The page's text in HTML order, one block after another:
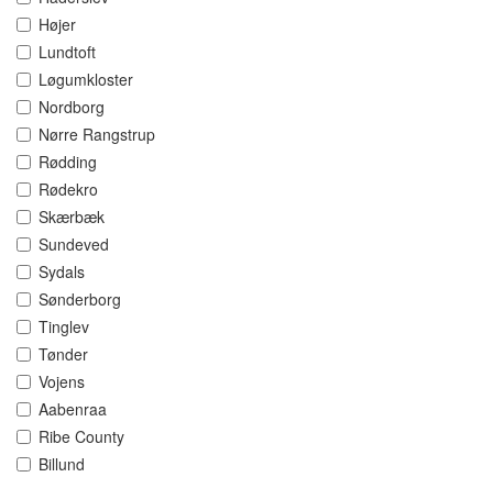
Højer
Lundtoft
Løgumkloster
Nordborg
Nørre Rangstrup
Rødding
Rødekro
Skærbæk
Sundeved
Sydals
Sønderborg
Tinglev
Tønder
Vojens
Aabenraa
Ribe County
Billund